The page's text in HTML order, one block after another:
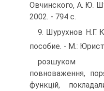
Овчинского, А. Ю.
2002. - 794 с.
9. Шурухнов Н.Г.
пособие. - М.:
розшуком
повноваження,
функцій,